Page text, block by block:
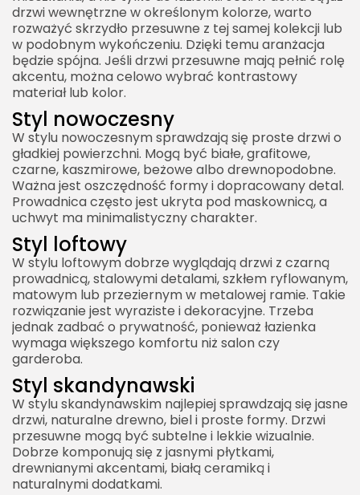
drzwi wewnętrzne w określonym kolorze, warto
rozważyć skrzydło przesuwne z tej samej kolekcji lub
w podobnym wykończeniu. Dzięki temu aranżacja
będzie spójna. Jeśli drzwi przesuwne mają pełnić rolę
akcentu, można celowo wybrać kontrastowy
materiał lub kolor.
Styl nowoczesny
W stylu nowoczesnym sprawdzają się proste drzwi o
gładkiej powierzchni. Mogą być białe, grafitowe,
czarne, kaszmirowe, beżowe albo drewnopodobne.
Ważna jest oszczędność formy i dopracowany detal.
Prowadnica często jest ukryta pod maskownicą, a
uchwyt ma minimalistyczny charakter.
Styl loftowy
W stylu loftowym dobrze wyglądają drzwi z czarną
prowadnicą, stalowymi detalami, szkłem ryflowanym,
matowym lub przeziernym w metalowej ramie. Takie
rozwiązanie jest wyraziste i dekoracyjne. Trzeba
jednak zadbać o prywatność, ponieważ łazienka
wymaga większego komfortu niż salon czy
garderoba.
Styl skandynawski
W stylu skandynawskim najlepiej sprawdzają się jasne
drzwi, naturalne drewno, biel i proste formy. Drzwi
przesuwne mogą być subtelne i lekkie wizualnie.
Dobrze komponują się z jasnymi płytkami,
drewnianymi akcentami, białą ceramiką i
naturalnymi dodatkami.